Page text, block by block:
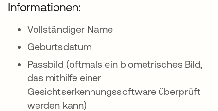
Informationen:
Vollständiger Name
Geburtsdatum
Passbild (oftmals ein biometrisches Bild,
das mithilfe einer
Gesichtserkennungssoftware überprüft
werden kann)